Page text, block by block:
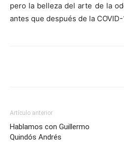
pero la belleza del arte de la
antes que después de la COVID-
Artículo anterior
Hablamos con Guillermo
Quindós Andrés